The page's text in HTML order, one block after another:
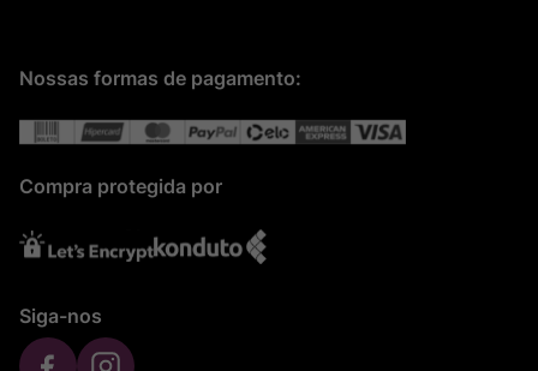
Nossas formas de pagamento:
Compra protegida por
Siga-nos